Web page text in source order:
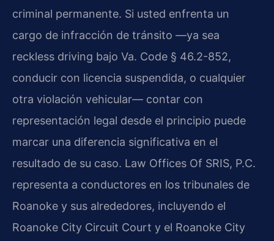
criminal permanente. Si usted enfrenta un
cargo de infracción de tránsito —ya sea
reckless driving bajo Va. Code § 46.2-852,
conducir con licencia suspendida, o cualquier
otra violación vehicular— contar con
representación legal desde el principio puede
marcar una diferencia significativa en el
resultado de su caso. Law Offices Of SRIS, P.C.
representa a conductores en los tribunales de
Roanoke y sus alrededores, incluyendo el
Roanoke City Circuit Court y el Roanoke City